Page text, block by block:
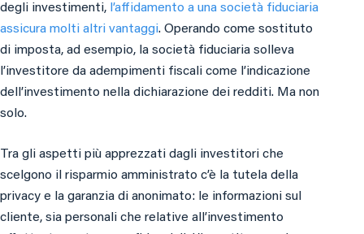
degli investimenti, l’affidamento a una società fiduciaria
assicura molti altri vantaggi. Operando come sostituto
di imposta, ad esempio, la società fiduciaria solleva
l’investitore da adempimenti fiscali come l’indicazione
dell’investimento nella dichiarazione dei redditi. Ma non
solo.
Tra gli aspetti più apprezzati dagli investitori che
scelgono il risparmio amministrato c’è la tutela della
privacy e la garanzia di anonimato: le informazioni sul
cliente, sia personali che relative all’investimento